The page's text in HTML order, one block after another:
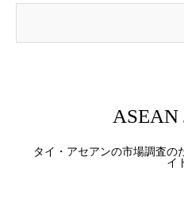
ASEAN
タイ・アセアンの市場調査
イ